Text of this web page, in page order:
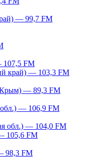
— 99,7 FM
107,5 FM
край) — 103,3 FM
Крым) — 89,3 FM
обл.) — 106,9 FM
обл.) — 104,0 FM
105,6 FM
98,3 FM